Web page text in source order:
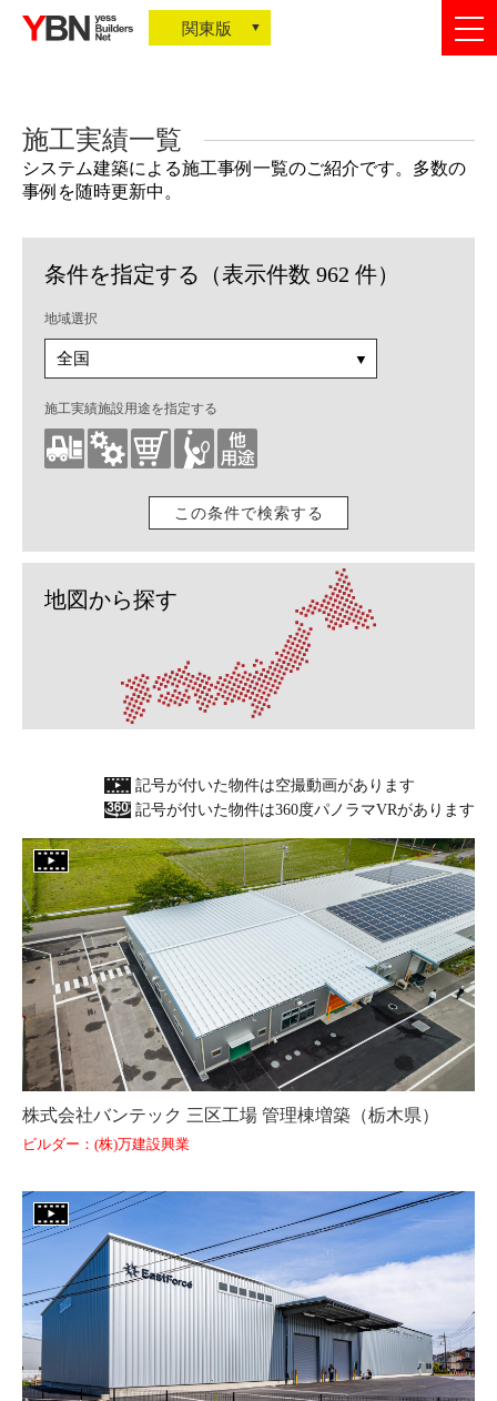
関東版
施工実績一覧
システム建築による施工事例一覧のご紹介です。多数の
事例を随時更新中。
条件を指定する（表示件数 962 件）
地域選択
施工実績施設用途を指定する
この条件で検索する
地図から探す
記号が付いた物件は空撮動画があります
記号が付いた物件は360度パノラマVRがあります
株式会社バンテック 三区工場 管理棟増築（栃木県）
ビルダー：(株)万建設興業